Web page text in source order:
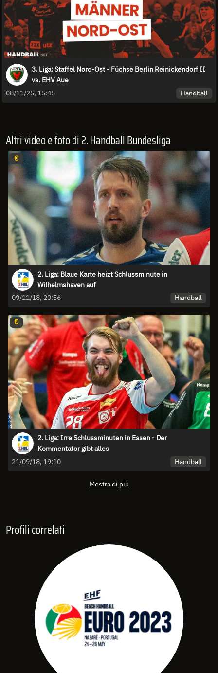
3. Liga: Staffel Nord-Ost - Füchse Berlin Reinickendorf II
vs. EHV Aue
08/11/25, 15:45
Handball
Altri video e foto di 2. Handball Bundesliga
€
2. Liga: Blaue Karte heizt Schlussminute in
Wilhelmshaven auf
09/11/18, 20:56
Handball
€
2. Liga: Irre Schlussminuten in Essen - Der
Kommentator gibt alles
21/09/18, 19:10
Handball
Mostra di più
Profili correlati